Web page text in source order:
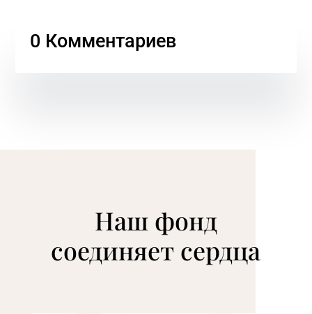
0 Комментариев
Наш фонд
соединяет сердца